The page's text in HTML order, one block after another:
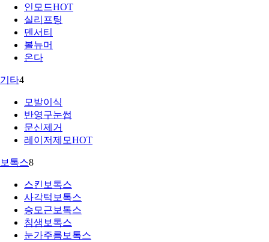
인모드HOT
실리프팅
덴서티
볼뉴머
온다
기타4
모발이식
반영구눈썹
문신제거
레이저제모HOT
보톡스8
스킨보톡스
사각턱보톡스
승모근보톡스
침샘보톡스
눈가주름보톡스